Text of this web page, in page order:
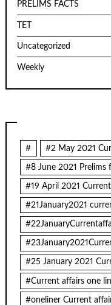
PRELIMS FACTS
TET
Uncategorized
Weekly
# #2 May 2021
#8 June 2021 Prelims
#19 April 2021
#21January2021
#25 January 2021
#Current affairs one
#oneliner Current